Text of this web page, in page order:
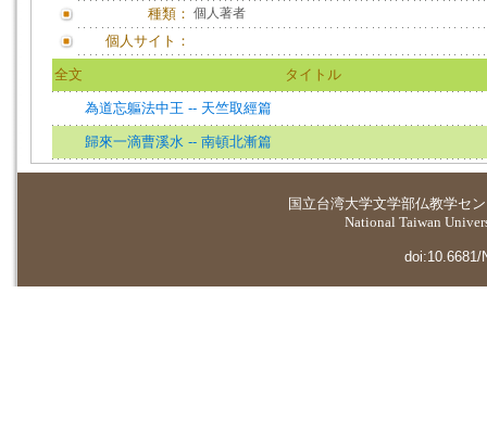
種類： 個人著者
個人サイト：
全文 タイトル
為道忘軀法中王 -- 天竺取經篇
歸來一滴曹溪水 -- 南頓北漸篇
国立台湾大学文学部仏教学セ
National Taiwan
doi:10.6681/